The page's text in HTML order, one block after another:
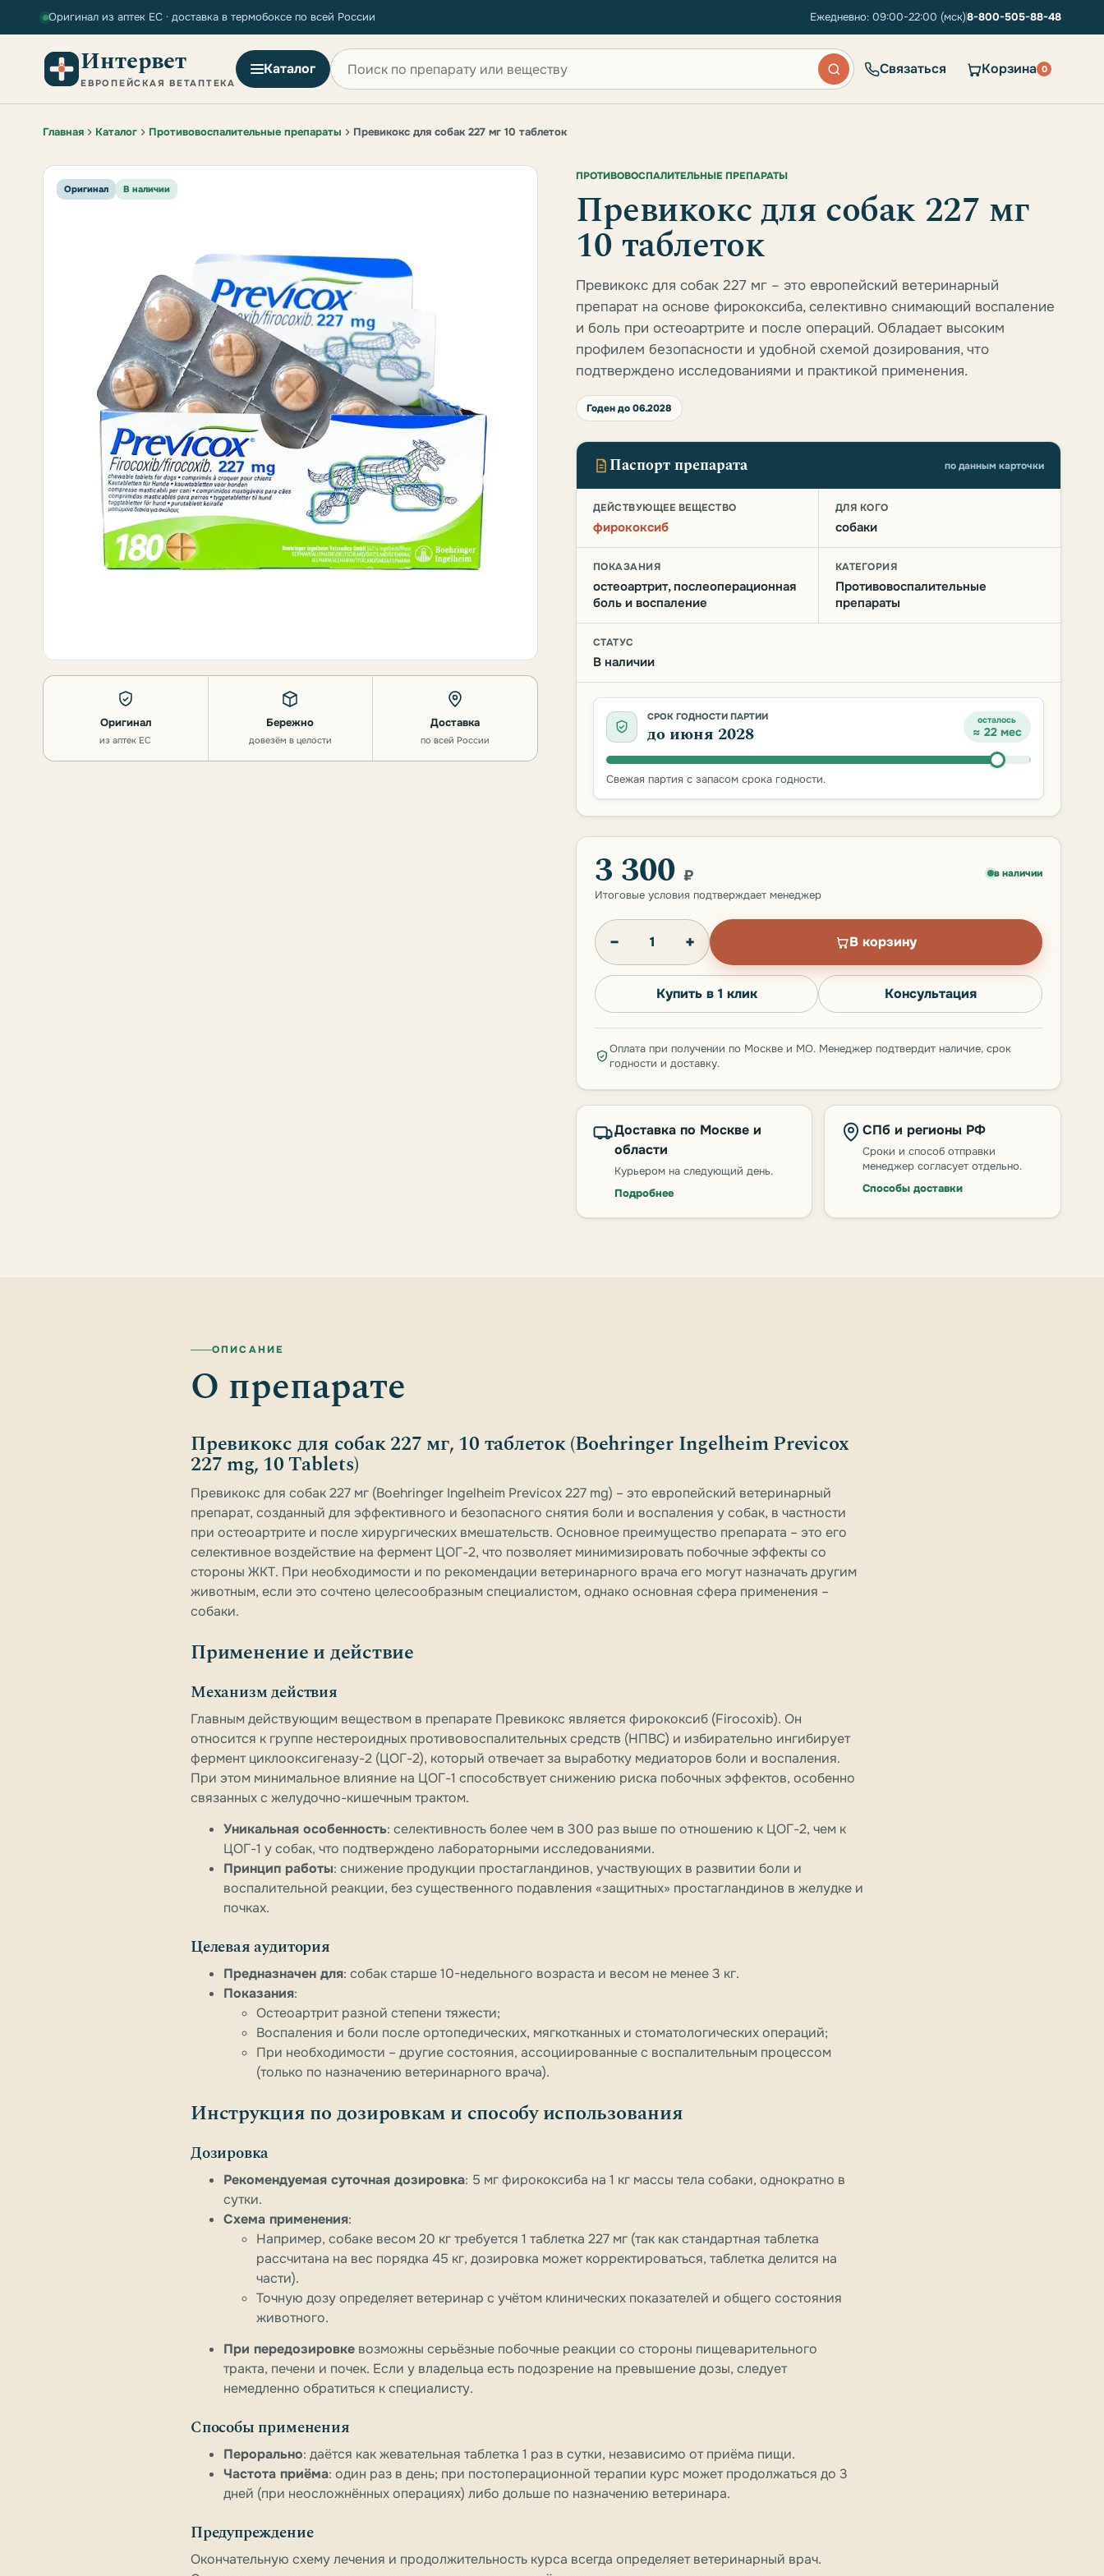
Оригинал из аптек ЕС · доставка в термобоксе по всей России Ежедневно: 09:00-22:00 (мск)8-800-505-88-48
Интервет
ЕВРОПЕЙСКАЯ ВЕТАПТЕКА
Каталог
Поиск по сайту
Связаться Корзина 0
Главная Каталог Противовоспалительные препараты Превикокс для собак 227 мг 10 таблеток
Оригинал В наличии
Оригинал
из аптек ЕС
Бережно
довезём в целости
Доставка
по всей России
ПРОТИВОВОСПАЛИТЕЛЬНЫЕ ПРЕПАРАТЫ
Превикокс для собак 227 мг
10 таблеток
Превикокс для собак 227 мг – это европейский ветеринарный
препарат на основе фирококсиба, селективно снимающий воспаление
и боль при остеоартрите и после операций. Обладает высоким
профилем безопасности и удобной схемой дозирования, что
подтверждено исследованиями и практикой применения.
Годен до 06.2028
Паспорт препарата по данным карточки
ДЕЙСТВУЮЩЕЕ ВЕЩЕСТВО
фирококсиб
ДЛЯ КОГО
собаки
ПОКАЗАНИЯ
остеоартрит, послеоперационная
боль и воспаление
КАТЕГОРИЯ
Противовоспалительные
препараты
СТАТУС
В наличии
СРОК ГОДНОСТИ ПАРТИИ
до июня 2028
осталось
≈ 22 мес
Свежая партия с запасом срока годности.
3 300 ₽
Итоговые условия подтверждает менеджер
в наличии
− + В корзину
Купить в 1 клик Консультация
Оплата при получении по Москве и МО. Менеджер подтвердит наличие, срок
годности и доставку.
Доставка по Москве и
области
Курьером на следующий день.
Подробнее
СПб и регионы РФ
Сроки и способ отправки
менеджер согласует отдельно.
Способы доставки
ОПИСАНИЕ
О препарате
Превикокс для собак 227 мг, 10 таблеток (Boehringer Ingelheim Previcox
227 mg, 10 Tablets)
Превикокс для собак 227 мг (Boehringer Ingelheim Previcox 227 mg) – это европейский ветеринарный
препарат, созданный для эффективного и безопасного снятия боли и воспаления у собак, в частности
при остеоартрите и после хирургических вмешательств. Основное преимущество препарата – это его
селективное воздействие на фермент ЦОГ-2, что позволяет минимизировать побочные эффекты со
стороны ЖКТ. При необходимости и по рекомендации ветеринарного врача его могут назначать другим
животным, если это сочтено целесообразным специалистом, однако основная сфера применения –
собаки.
Применение и действие
Механизм действия
Главным действующим веществом в препарате Превикокс является фирококсиб (Firocoxib). Он
относится к группе нестероидных противовоспалительных средств (НПВС) и избирательно ингибирует
фермент циклооксигеназу-2 (ЦОГ-2), который отвечает за выработку медиаторов боли и воспаления.
При этом минимальное влияние на ЦОГ-1 способствует снижению риска побочных эффектов, особенно
связанных с желудочно-кишечным трактом.
Уникальная особенность: селективность более чем в 300 раз выше по отношению к ЦОГ-2, чем к
ЦОГ-1 у собак, что подтверждено лабораторными исследованиями.
Принцип работы: снижение продукции простагландинов, участвующих в развитии боли и
воспалительной реакции, без существенного подавления «защитных» простагландинов в желудке и
почках.
Целевая аудитория
Предназначен для: собак старше 10-недельного возраста и весом не менее 3 кг.
Показания:
Остеоартрит разной степени тяжести;
Воспаления и боли после ортопедических, мягкотканных и стоматологических операций;
При необходимости – другие состояния, ассоциированные с воспалительным процессом
(только по назначению ветеринарного врача).
Инструкция по дозировкам и способу использования
Дозировка
Рекомендуемая суточная дозировка: 5 мг фирококсиба на 1 кг массы тела собаки, однократно в
сутки.
Схема применения:
Например, собаке весом 20 кг требуется 1 таблетка 227 мг (так как стандартная таблетка
рассчитана на вес порядка 45 кг, дозировка может корректироваться, таблетка делится на
части).
Точную дозу определяет ветеринар с учётом клинических показателей и общего состояния
животного.
При передозировке возможны серьёзные побочные реакции со стороны пищеварительного
тракта, печени и почек. Если у владельца есть подозрение на превышение дозы, следует
немедленно обратиться к специалисту.
Способы применения
Перорально: даётся как жевательная таблетка 1 раз в сутки, независимо от приёма пищи.
Частота приёма: один раз в день; при постоперационной терапии курс может продолжаться до 3
дней (при неосложнённых операциях) либо дольше по назначению ветеринара.
Предупреждение
Окончательную схему лечения и продолжительность курса всегда определяет ветеринарный врач.